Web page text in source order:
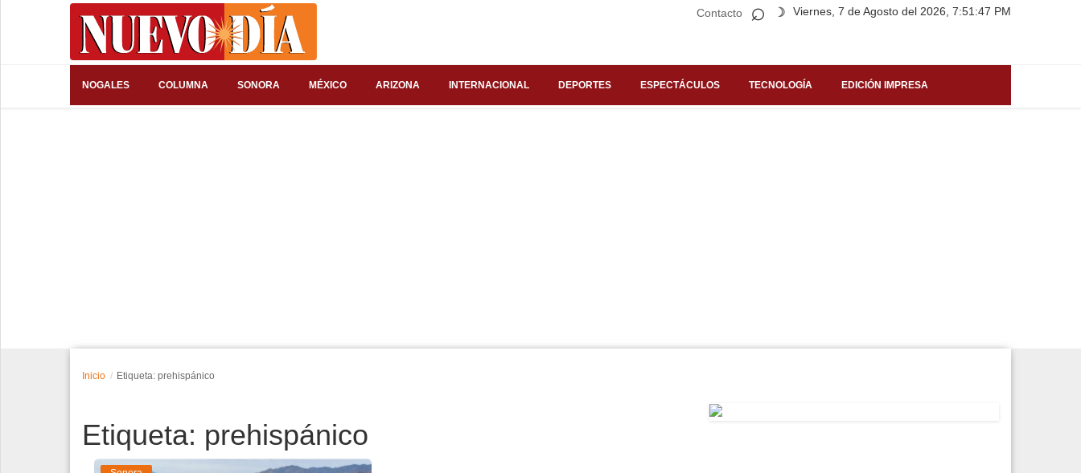
Contacto Viernes, 7 de Agosto del 2026, 7:51:47 PM
⌕ ☽
NOGALES COLUMNA SONORA MÉXICO ARIZONA INTERNACIONAL DEPORTES ESPECTÁCULOS TECNOLOGÍA EDICIÓN IMPRESA
Inicio Etiqueta: prehispánico
Etiqueta: prehispánico